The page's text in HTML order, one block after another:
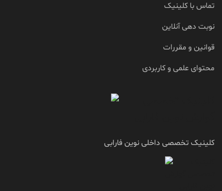
تماس با کلینیک
نوبت دهی آنلاین
قوانین و مقررات
محتوای علمی و کاربردی
کلینیک تخصصی داخلی نوین فارابی